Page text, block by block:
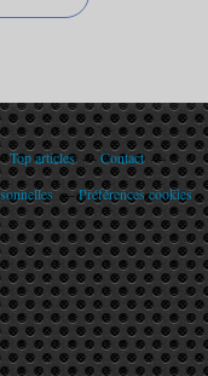
Top articles
Contact
Préférences cookies